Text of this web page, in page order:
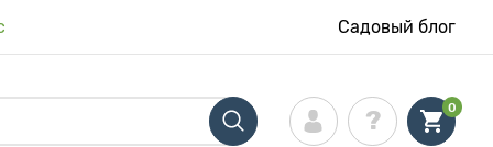
Садовый блог
0